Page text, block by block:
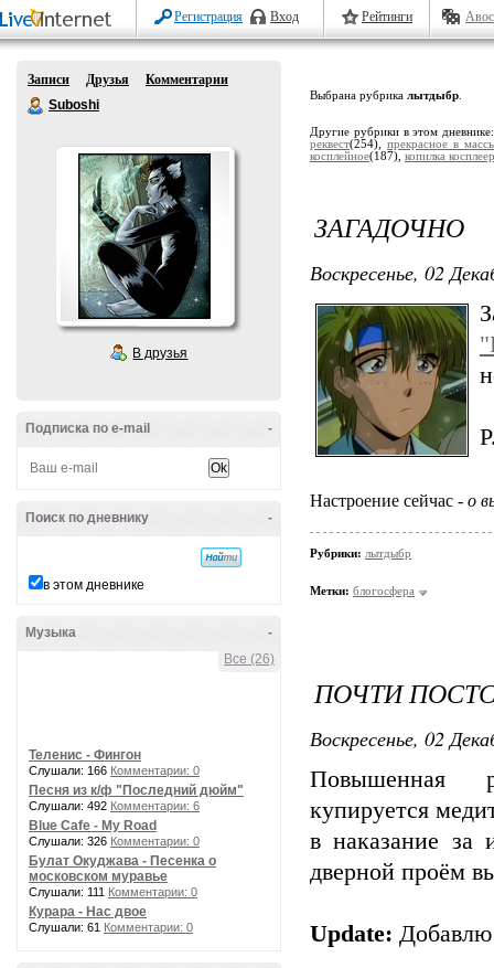
Регистрация Вход Рейтинги
Записи Друзья
Комментарии
Suboshi
В друзья
-
Подписка по e-mail
-
Поиск по дневнику
в этом дневнике
-
Музыка
Все (26)
Теленис - Фингон
Слушали: 166 Комментарии: 0
Песня из к/ф "Последний дюйм"
Слушали: 492 Комментарии: 6
Blue Cafe - My Road
Слушали: 326 Комментарии: 0
Булат Окуджава - Песенка о
московском муравье
Слушали: 111 Комментарии: 0
Курара - Нас двое
Слушали: 61 Комментарии: 0
Выбрана рубрика лытдыбр
Другие рубрики в этом
реквест(254),прекрасное в
косплейное(187), копилка
ЗАГАДОЧНО
Воскресенье, 02
Настроение сейчас - о
Рубрики: лытдыбр
Метки: блогосфера
ПОЧТИ
Воскресенье, 02
Повышенная
купируется
в наказание за
дверной проём
Update: Добавлю